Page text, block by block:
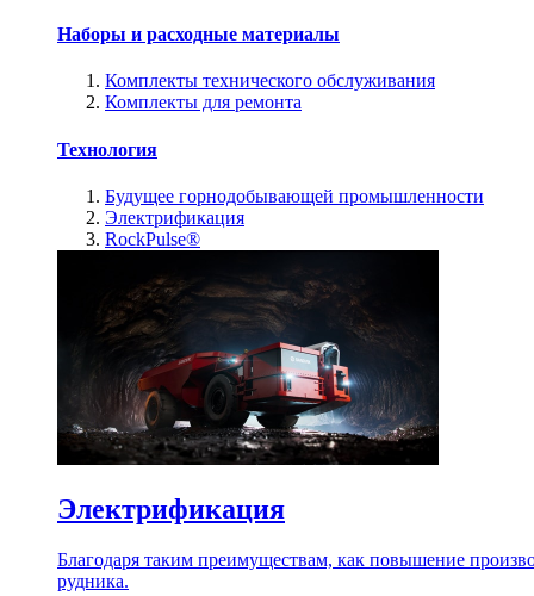
Наборы и расходные материалы
Комплекты технического обслуживания
Комплекты для ремонта
Технология
Будущее горнодобывающей промышленности
Электрификация
RockPulse®
Электрификация
Благодаря таким преимуществам, как повышение
рудника.